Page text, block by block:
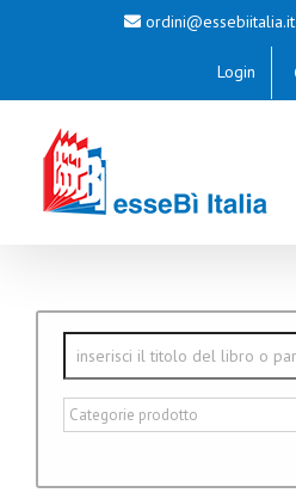
ordini@essebiitalia.it
Login